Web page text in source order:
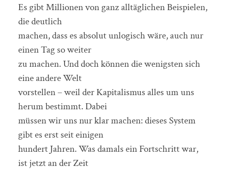
Es gibt Millionen von ganz alltäglichen Beispielen,
die deutlich
machen, dass es absolut unlogisch wäre, auch nur
einen Tag so weiter
zu machen. Und doch können die wenigsten sich
eine andere Welt
vorstellen – weil der Kapitalismus alles um uns
herum bestimmt. Dabei
müssen wir uns nur klar machen: dieses System
gibt es erst seit einigen
hundert Jahren. Was damals ein Fortschritt war,
ist jetzt an der Zeit